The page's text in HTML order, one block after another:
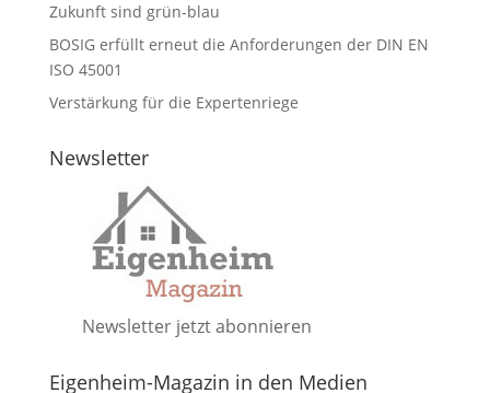
Zukunft sind grün-blau
BOSIG erfüllt erneut die Anforderungen der DIN EN
ISO 45001
Verstärkung für die Expertenriege
Newsletter
Newsletter jetzt abonnieren
Eigenheim-Magazin in den Medien